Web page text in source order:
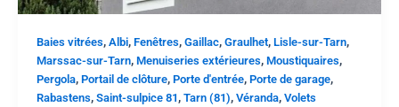
Baies vitrées, Albi, Fenêtres, Gaillac, Graulhet, Lisle-sur-Tarn,
Marssac-sur-Tarn, Menuiseries extérieures, Moustiquaires,
Pergola, Portail de clôture, Porte d'entrée, Porte de garage,
Rabastens, Saint-sulpice 81 , Tarn (81), Véranda, Volets